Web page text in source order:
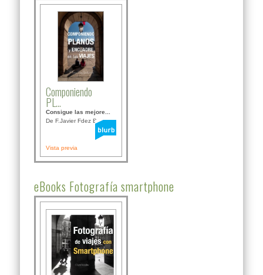
Componiendo
PL...
Consigue las mejore...
De F.Javier Fdez Bor...
Vista previa
eBooks Fotografía smartphone